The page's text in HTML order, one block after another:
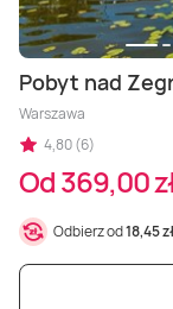
Pobyt nad
Warszawa
4,80 (6)
Od 369,00
Odbierz od18,45